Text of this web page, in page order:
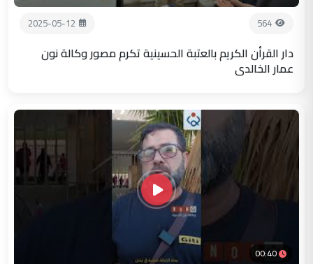
564
2025-05-12
دار القرأن الكريم بالعتبة الحسينية تكرم مصور وكالة نون
عمار الخالدي
00:40